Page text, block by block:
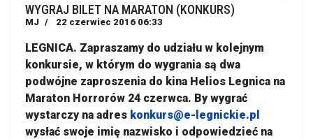
WYGRAJ BILET NA MARATON (KONKURS)
MJ 22 czerwiec 2016 06:33
LEGNICA. Zapraszamy do udziału w kolejnym
konkursie, w którym do wygrania są dwa
podwójne zaproszenia do kina Helios Legnica na
Maraton Horrorów 24 czerwca. By wygrać
wystarczy na adres konkurs@e-legnickie.pl
wysłać swoje imię nazwisko i odpowiedzieć na